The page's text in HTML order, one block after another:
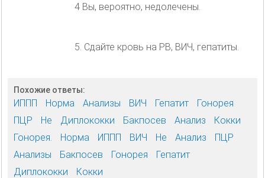
4 Вы, вероятно, недолечены.
5. Сдайте кровь на РВ, ВИЧ, гепатиты.
Похожие ответы:
ИППП Норма Анализы ВИЧ Гепатит
Гонорея
ПЦР
Не Диплококки Бакпосев Анализ
Кокки
Гонорея.
Норма ИППП ВИЧ Не Анализ
ПЦР
Анализы
Бакпосев Гонорея
Гепатит
Диплококки
Кокки